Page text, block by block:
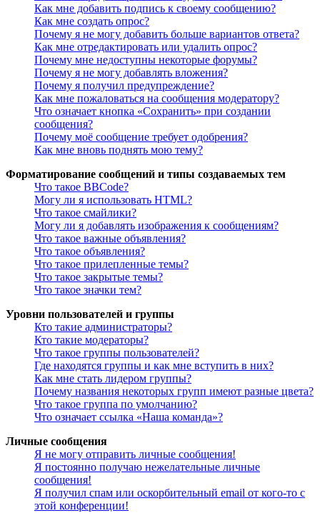
Как мне добавить подпись к своему сообщению?
Как мне создать опрос?
Почему я не могу добавить больше вариантов ответа?
Как мне отредактировать или удалить опрос?
Почему мне недоступны некоторые форумы?
Почему я не могу добавлять вложения?
Почему я получил предупреждение?
Как мне пожаловаться на сообщения модератору?
Что означает кнопка «Сохранить» при создании
сообщения?
Почему моё сообщение требует одобрения?
Как мне вновь поднять мою тему?
Форматирование сообщений и типы создаваемых тем
Что такое BBCode?
Могу ли я использовать HTML?
Что такое смайлики?
Могу ли я добавлять изображения к сообщениям?
Что такое важные объявления?
Что такое объявления?
Что такое прилепленные темы?
Что такое закрытые темы?
Что такое значки тем?
Уровни пользователей и группы
Кто такие администраторы?
Кто такие модераторы?
Что такое группы пользователей?
Где находятся группы и как мне вступить в них?
Как мне стать лидером группы?
Почему названия некоторых групп имеют разные цвета?
Что такое группа по умолчанию?
Что означает ссылка «Наша команда»?
Личные сообщения
Я не могу отправить личные сообщения!
Я постоянно получаю нежелательные личные
сообщения!
Я получил спам или оскорбительный email от кого-то с
этой конференции!